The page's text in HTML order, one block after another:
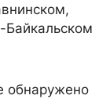
обнаружено